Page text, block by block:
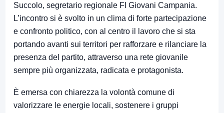
Succolo, segretario regionale FI Giovani Campania.
L’incontro si è svolto in un clima di forte partecipazione
e confronto politico, con al centro il lavoro che si sta
portando avanti sui territori per rafforzare e rilanciare la
presenza del partito, attraverso una rete giovanile
sempre più organizzata, radicata e protagonista.
È emersa con chiarezza la volontà comune di
valorizzare le energie locali, sostenere i gruppi